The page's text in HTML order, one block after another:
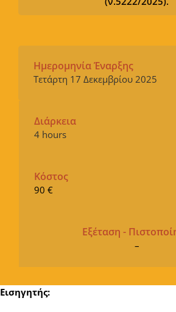
Ημερομηνία Έναρξης
Τετάρτη 17 Δεκεμβρίου 2025
Διάρκεια
4 hours
Κόστος
90 €
Εξέταση -
–
Εισηγητής: